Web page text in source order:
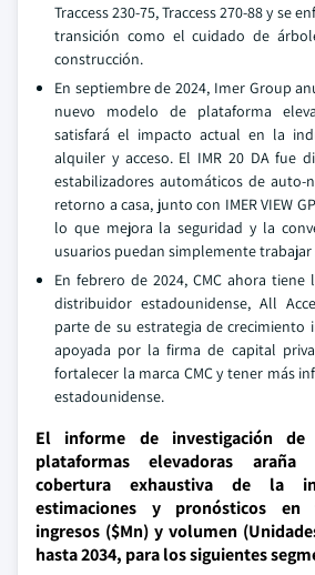
Traccess 230-75, Traccess 270-88 y se
transición como el cuidado de
construcción.
En septiembre de 2024, Imer Group
nuevo modelo de plataforma
satisfará el impacto actual en la
alquiler y acceso. El IMR 20 DA fue
estabilizadores automáticos de auto-
retorno a casa, junto con IMER VIEW
lo que mejora la seguridad y la
usuarios puedan simplemente
En febrero de 2024, CMC ahora
distribuidor estadounidense, All
parte de su estrategia de crecimiento
apoyada por la firma de capital
fortalecer la marca CMC y tener más
estadounidense.
El informe de investigación de
plataformas elevadoras
cobertura exhaustiva de la
estimaciones y pronósticos en
ingresos ($Mn) y volumen
hasta 2034, para los siguientes